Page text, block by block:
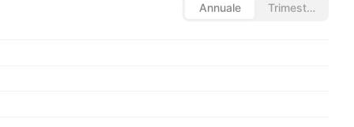
Annuale Trimestrale